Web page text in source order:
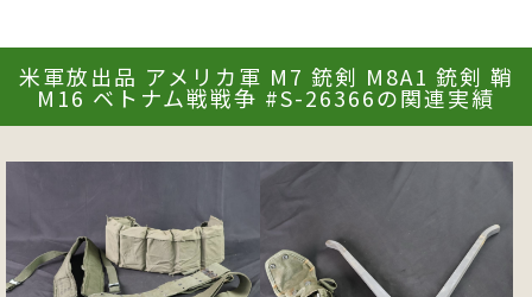
米軍放出品 アメリカ軍 M7 銃剣 M8A1 銃剣 鞘
M16 ベトナム戦戦争 #S-26366の関連実績